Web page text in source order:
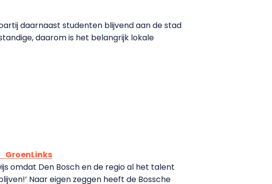
daarnaast studenten blijvend aan de stad
daarom is het belangrijk lokale
GroenLinks
omdat Den Bosch en de regio al het talent
Naar eigen zeggen heeft de Bossche